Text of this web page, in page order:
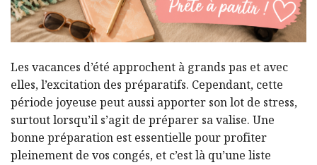
Les vacances d’été approchent à grands pas et avec
elles, l’excitation des préparatifs. Cependant, cette
période joyeuse peut aussi apporter son lot de stress,
surtout lorsqu’il s’agit de préparer sa valise. Une
bonne préparation est essentielle pour profiter
pleinement de vos congés, et c’est là qu’une liste